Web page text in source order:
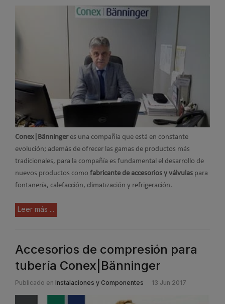
Conex|Bänningeres una compañía que está en constante
evolución; además de ofrecer las gamas de productos más
tradicionales, para la compañía es fundamental el desarrollo de
nuevos productos como fabricante de accesorios y válvulas para
fontanería, calefacción, climatización y refrigeración.
Leer más ...
Accesorios de compresión para
tubería Conex|Bänninger
Publicado en Instalaciones y Componentes 13 Jun 2017